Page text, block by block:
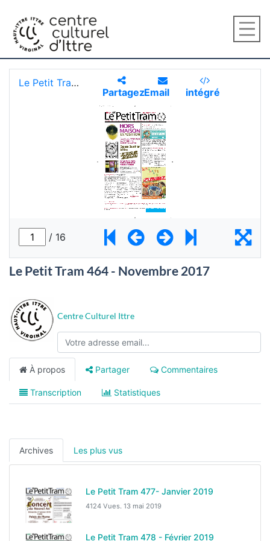
Le Petit Tram 464 - Novembre 2017
Centre Culturel Ittre
À propos Partager Commentaires
Transcription Statistiques
Archives Les plus vus
Le Petit Tram 477- Janvier 2019
4124 Vues. 13 mai 2019
Le Petit Tram 478 - Février 2019